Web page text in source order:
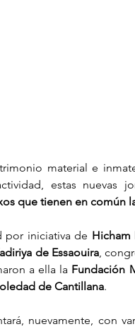
material e
estas nuevas
que tienen en común
por iniciativa de Hicham
de Essaouira,
a ella la Fundación
de Cantillana.